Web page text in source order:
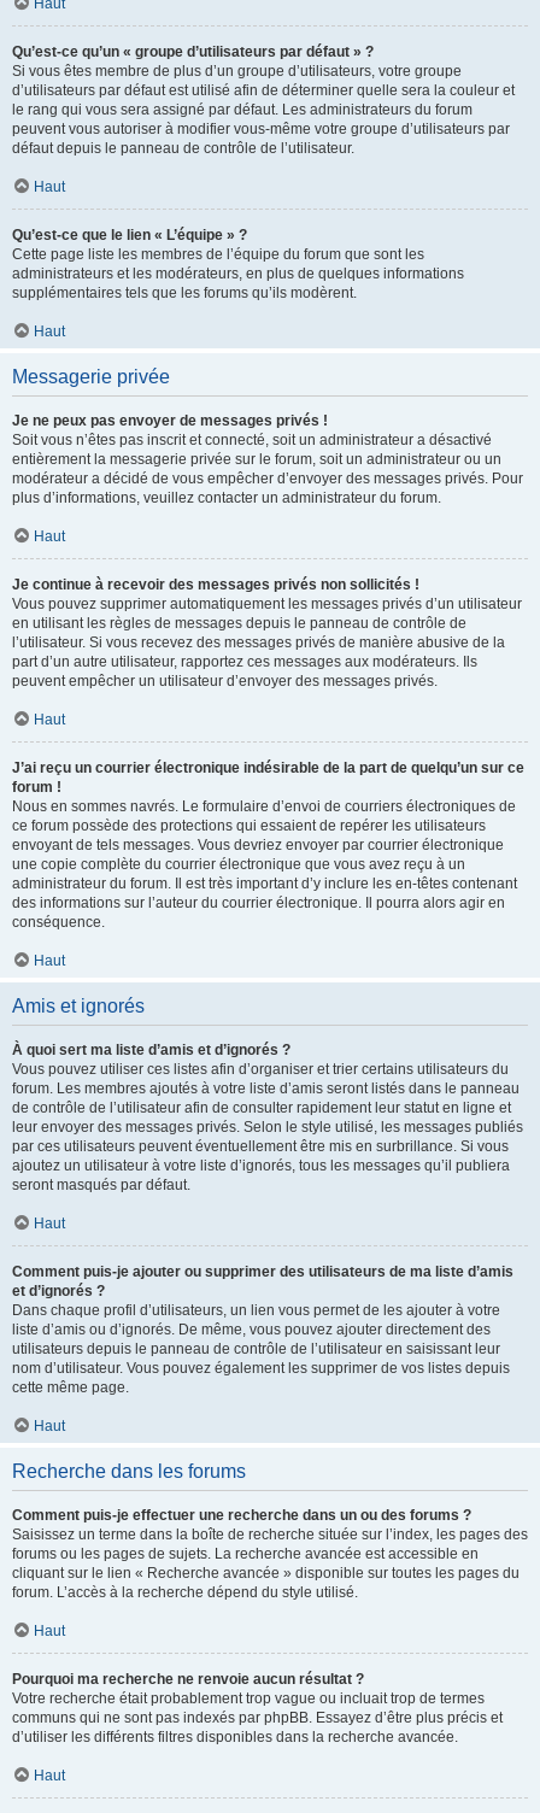
Haut
Qu’est-ce qu’un « groupe d’utilisateurs par défaut » ?
Si vous êtes membre de plus d’un groupe d’utilisateurs, votre groupe
d’utilisateurs par défaut est utilisé afin de déterminer quelle sera la couleur et
le rang qui vous sera assigné par défaut. Les administrateurs du forum
peuvent vous autoriser à modifier vous-même votre groupe d’utilisateurs par
défaut depuis le panneau de contrôle de l’utilisateur.
Haut
Qu’est-ce que le lien « L’équipe » ?
Cette page liste les membres de l’équipe du forum que sont les
administrateurs et les modérateurs, en plus de quelques informations
supplémentaires tels que les forums qu’ils modèrent.
Haut
Messagerie privée
Je ne peux pas envoyer de messages privés !
Soit vous n’êtes pas inscrit et connecté, soit un administrateur a désactivé
entièrement la messagerie privée sur le forum, soit un administrateur ou un
modérateur a décidé de vous empêcher d’envoyer des messages privés. Pour
plus d’informations, veuillez contacter un administrateur du forum.
Haut
Je continue à recevoir des messages privés non sollicités !
Vous pouvez supprimer automatiquement les messages privés d’un utilisateur
en utilisant les règles de messages depuis le panneau de contrôle de
l’utilisateur. Si vous recevez des messages privés de manière abusive de la
part d’un autre utilisateur, rapportez ces messages aux modérateurs. Ils
peuvent empêcher un utilisateur d’envoyer des messages privés.
Haut
J’ai reçu un courrier électronique indésirable de la part de quelqu’un sur ce
forum !
Nous en sommes navrés. Le formulaire d’envoi de courriers électroniques de
ce forum possède des protections qui essaient de repérer les utilisateurs
envoyant de tels messages. Vous devriez envoyer par courrier électronique
une copie complète du courrier électronique que vous avez reçu à un
administrateur du forum. Il est très important d’y inclure les en-têtes contenant
des informations sur l’auteur du courrier électronique. Il pourra alors agir en
conséquence.
Haut
Amis et ignorés
À quoi sert ma liste d’amis et d’ignorés ?
Vous pouvez utiliser ces listes afin d’organiser et trier certains utilisateurs du
forum. Les membres ajoutés à votre liste d’amis seront listés dans le panneau
de contrôle de l’utilisateur afin de consulter rapidement leur statut en ligne et
leur envoyer des messages privés. Selon le style utilisé, les messages publiés
par ces utilisateurs peuvent éventuellement être mis en surbrillance. Si vous
ajoutez un utilisateur à votre liste d’ignorés, tous les messages qu’il publiera
seront masqués par défaut.
Haut
Comment puis-je ajouter ou supprimer des utilisateurs de ma liste d’amis
et d’ignorés ?
Dans chaque profil d’utilisateurs, un lien vous permet de les ajouter à votre
liste d’amis ou d’ignorés. De même, vous pouvez ajouter directement des
utilisateurs depuis le panneau de contrôle de l’utilisateur en saisissant leur
nom d’utilisateur. Vous pouvez également les supprimer de vos listes depuis
cette même page.
Haut
Recherche dans les forums
Comment puis-je effectuer une recherche dans un ou des forums ?
Saisissez un terme dans la boîte de recherche située sur l’index, les pages des
forums ou les pages de sujets. La recherche avancée est accessible en
cliquant sur le lien « Recherche avancée » disponible sur toutes les pages du
forum. L’accès à la recherche dépend du style utilisé.
Haut
Pourquoi ma recherche ne renvoie aucun résultat ?
Votre recherche était probablement trop vague ou incluait trop de termes
communs qui ne sont pas indexés par phpBB. Essayez d’être plus précis et
d’utiliser les différents filtres disponibles dans la recherche avancée.
Haut